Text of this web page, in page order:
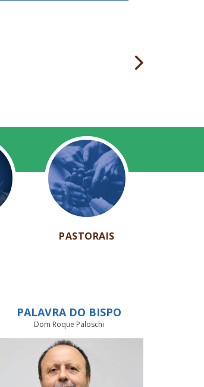
PASTORAIS
PALAVRA DO BISPO
Dom Roque Paloschi